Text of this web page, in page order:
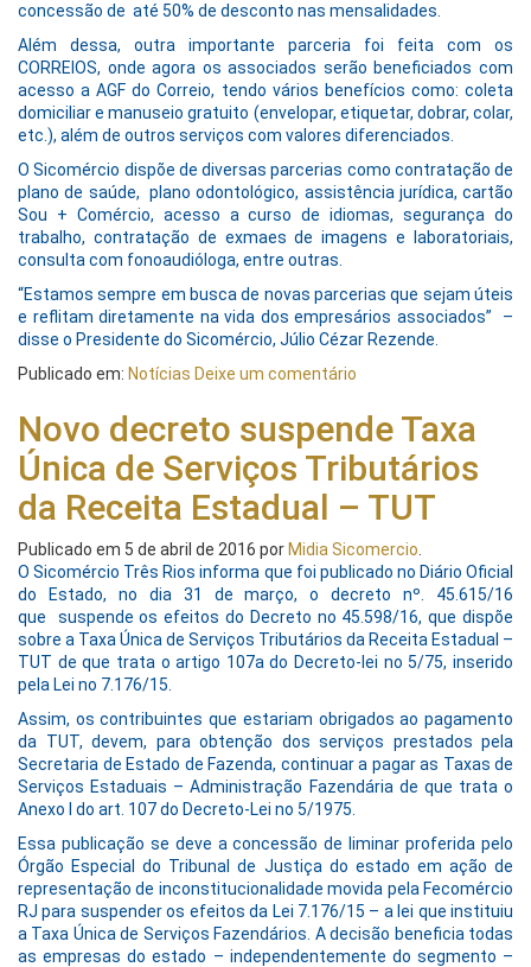
concessão de até 50% de desconto nas mensalidades.
Além dessa, outra importante parceria foi feita com os
CORREIOS, onde agora os associados serão beneficiados com
acesso a AGF do Correio, tendo vários benefícios como: coleta
domiciliar e manuseio gratuito (envelopar, etiquetar, dobrar, colar,
etc.), além de outros serviços com valores diferenciados.
O Sicomércio dispõe de diversas parcerias como contratação de
plano de saúde, plano odontológico, assistência jurídica, cartão
Sou + Comércio, acesso a curso de idiomas, segurança do
trabalho, contratação de exmaes de imagens e laboratoriais,
consulta com fonoaudióloga, entre outras.
“Estamos sempre em busca de novas parcerias que sejam úteis
e reflitam diretamente na vida dos empresários associados” –
disse o Presidente do Sicomércio, Júlio Cézar Rezende.
Publicado em: Notícias Deixe um comentário
Novo decreto suspende Taxa
Única de Serviços Tributários
da Receita Estadual – TUT
Publicado em 5 de abril de 2016 por Midia Sicomercio
O Sicomércio Três Rios informa que foi publicado no Diário Oficial
do Estado, no dia 31 de março, o decreto nº. 45.615/16
que suspende os efeitos do Decreto no 45.598/16, que dispõe
sobre a Taxa Única de Serviços Tributários da Receita Estadual –
TUT de que trata o artigo 107a do Decreto-lei no 5/75, inserido
pela Lei no 7.176/15.
Assim, os contribuintes que estariam obrigados ao pagamento
da TUT, devem, para obtenção dos serviços prestados pela
Secretaria de Estado de Fazenda, continuar a pagar as Taxas de
Serviços Estaduais – Administração Fazendária de que trata o
Anexo I do art. 107 do Decreto-Lei no 5/1975.
Essa publicação se deve a concessão de liminar proferida pelo
Órgão Especial do Tribunal de Justiça do estado em ação de
representação de inconstitucionalidade movida pela Fecomércio
RJ para suspender os efeitos da Lei 7.176/15 – a lei que instituiu
a Taxa Única de Serviços Fazendários. A decisão beneficia todas
as empresas do estado – independentemente do segmento –